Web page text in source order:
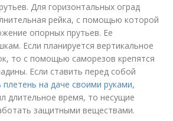
Для горизонтальных оград
рейка, с помощью которой
опорных прутьев. Ее
Если планируется вертикальное
то с помощью саморезов крепятся
Если ставить перед собой
плетень на даче своими руками,
длительное время, то несущие
защитными веществами.